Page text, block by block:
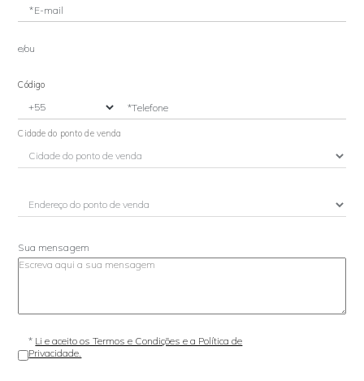
*E-mail
e/ou
Código
*Telefone
Cidade do ponto de venda
Sua mensagem
* Li e aceito os Termos e Condições e a Política de
Privacidade.